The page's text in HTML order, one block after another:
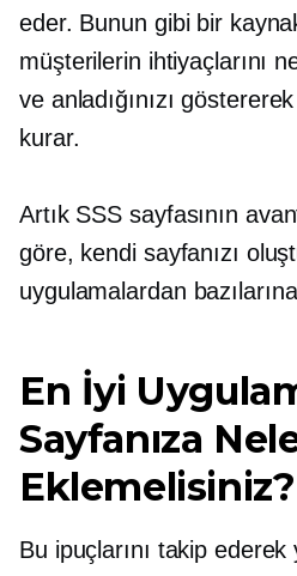
eder. Bunun gibi bir
müşterilerin ihtiyaçlarını
ve anladığınızı
kurar.
Artık SSS sayfasının
göre, kendi sayfanızı
uygulamalardan
En İyi
Sayfanıza
Eklemelisiniz?
Bu ipuçlarını takip ederek